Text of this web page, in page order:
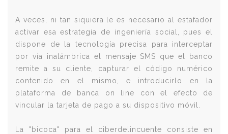
A veces, ni tan siquiera le es necesario al estafador
activar esa estrategia de ingeniería social, pues el
dispone de la tecnología precisa para interceptar
por vía inalámbrica el mensaje SMS que el banco
remite a su cliente, capturar el código numérico
contenido en el mismo, e introducirlo en la
plataforma de banca on line con el efecto de
vincular la tarjeta de pago a su dispositivo móvil.
La "bicoca" para el ciberdelincuente consiste en